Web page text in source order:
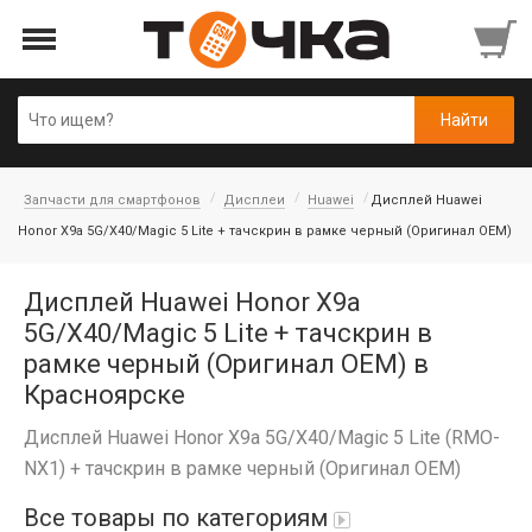
Запчасти для смартфонов Дисплеи Huawei
Дисплей Huawei
Honor X9a 5G/X40/Magic 5 Lite + тачскрин в рамке черный (Оригинал OEM)
Дисплей Huawei Honor X9a
5G/X40/Magic 5 Lite + тачскрин в
рамке черный (Оригинал OEM) в
Красноярске
Дисплей Huawei Honor X9a 5G/X40/Magic 5 Lite (RMO-
NX1) + тачскрин в рамке черный (Оригинал OEM)
Все товары по категориям